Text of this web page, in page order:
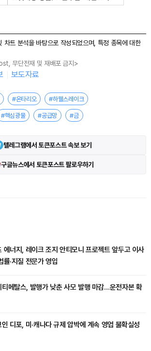
차트 분석을 바탕으로 작성되었으며, 특정 종목에 대한
무단전재 및 재배포 금지>
보도자료
#온타리오 #하웰스레이크
#핵심광물 #공급망 #금
텔레그램에서 토큰포스트 속보 보기
구글뉴스에서 토큰포스트 팔로우하기
에너지, 레이크 조지 안티모니 프로젝트 앞두고 이사
률·지질 전문가 영입
티메탈스, 발행가 낮춘 사모 발행 마감…운전자본 확
인 디포, 미·캐나다 규제 압박에 계속 영업 불확실성